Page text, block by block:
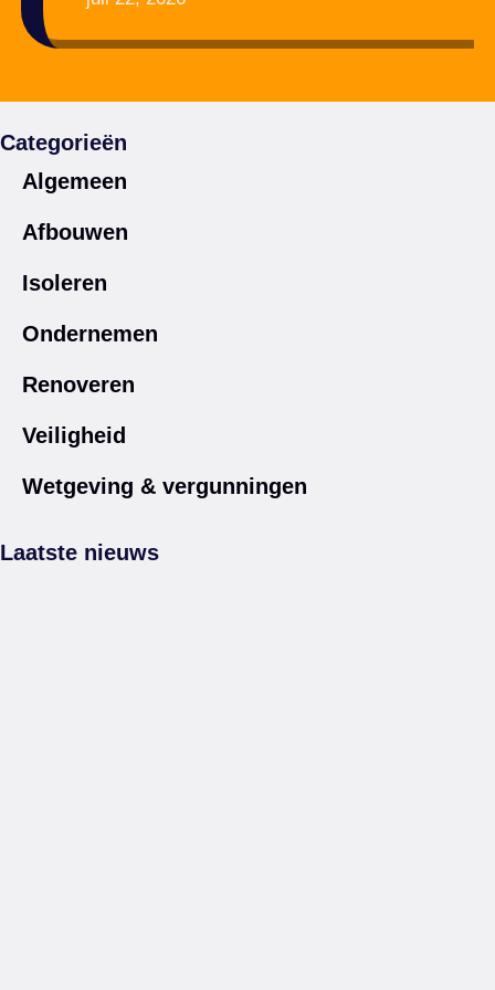
Categorieën
Algemeen
Afbouwen
Isoleren
Ondernemen
Renoveren
Veiligheid
Wetgeving & vergunningen
Laatste nieuws